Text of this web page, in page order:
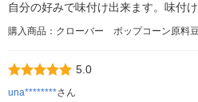
自分の好みで味付け出来ます。味付
購入商品：クローバー ポップコーン原
5.0
una********さん